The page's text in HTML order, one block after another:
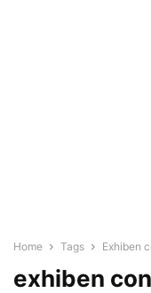
Home Tags Exhiben
exhiben